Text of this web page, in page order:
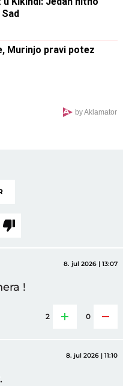
Murinjo pravi potez
by Aklamator
8. jul 2026 | 13:07
!
2 0
8. jul 2026 | 11:10